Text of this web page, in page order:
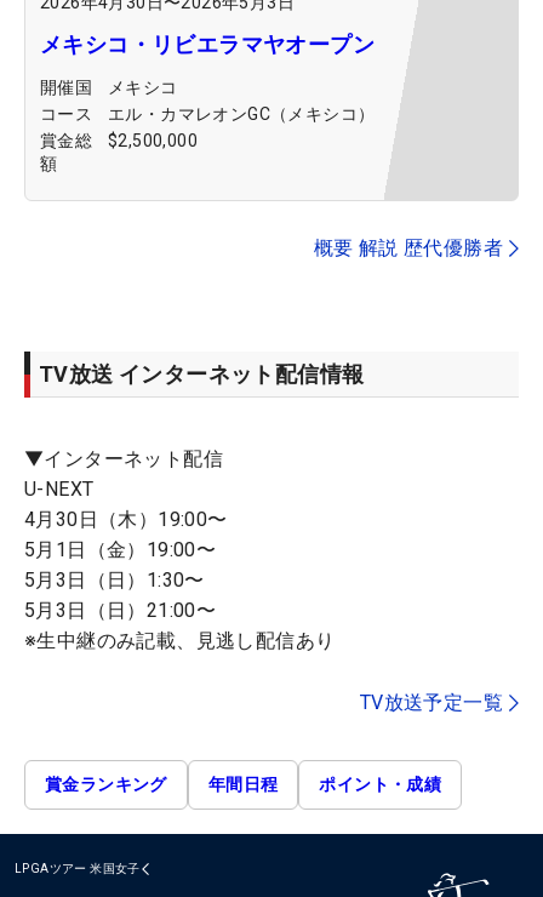
メキシコ・リビエラマヤオープン
開催国
メキシコ
コース
エル・カマレオンGC（メキシコ）
賞金総
額
$2,500,000
概要 解説 歴代優勝者
TV放送 インターネット配信情報
▼インターネット配信
U-NEXT
4月30日（木）19:00〜
5月1日（金）19:00〜
5月3日（日）1:30〜
5月3日（日）21:00〜
※生中継のみ記載、見逃し配信あり
TV放送予定一覧
賞金ランキング 年間日程 ポイント・成績
LPGAツアー 米国女子